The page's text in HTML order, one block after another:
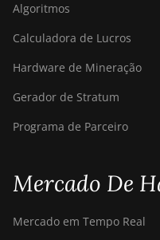
Algoritmos
Calculadora de Lucros
Hardware de Mineração
Gerador de Stratum
Programa de Parceiro
Mercado De
Mercado em Tempo Real